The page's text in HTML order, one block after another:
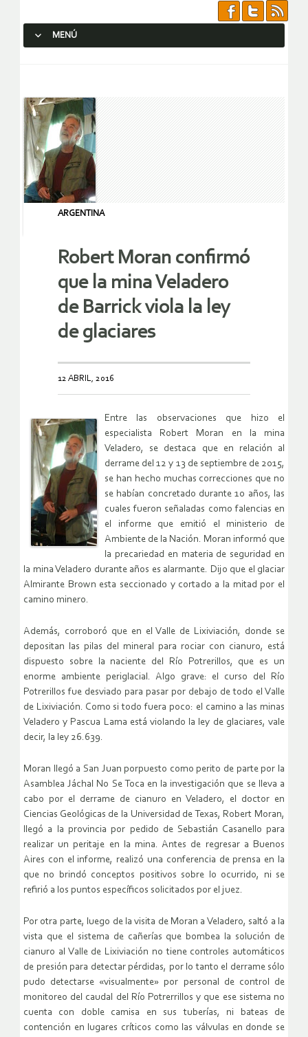
MENÚ
ARGENTINA
Robert Moran confirmó
que la mina Veladero
de Barrick viola la ley
de glaciares
12 ABRIL, 2016
Entre las observaciones que hizo el
especialista Robert Moran en la mina
Veladero, se destaca que en relación al
derrame del 12 y 13 de septiembre de 2015,
se han hecho muchas correcciones que no
se habían concretado durante 10 años, las
cuales fueron señaladas como falencias en
el informe que emitió el ministerio de
Ambiente de la Nación. Moran informó que
la precariedad en materia de seguridad en
la mina Veladero durante años es alarmante. Dijo que el glaciar
Almirante Brown esta seccionado y cortado a la mitad por el
camino minero.
Además, corroboró que en el Valle de Lixiviación, donde se
depositan las pilas del mineral para rociar con cianuro, está
dispuesto sobre la naciente del Río Potrerillos, que es un
enorme ambiente periglacial. Algo grave: el curso del Río
Potrerillos fue desviado para pasar por debajo de todo el Valle
de Lixiviación. Como si todo fuera poco: el camino a las minas
Veladero y Pascua Lama está violando la ley de glaciares, vale
decir, la ley 26.639.
Moran llegó a San Juan porpuesto como perito de parte por la
Asamblea Jáchal No Se Toca en la investigación que se lleva a
cabo por el derrame de cianuro en Veladero, el doctor en
Ciencias Geológicas de la Universidad de Texas, Robert Moran,
llegó a la provincia por pedido de Sebastián Casanello para
realizar un peritaje en la mina. Antes de regresar a Buenos
Aires con el informe, realizó una conferencia de prensa en la
que no brindó conceptos positivos sobre lo ocurrido, ni se
refirió a los puntos específicos solicitados por el juez.
Por otra parte, luego de la visita de Moran a Veladero, saltó a la
vista que el sistema de cañerías que bombea la solución de
cianuro al Valle de Lixiviación no tiene controles automáticos
de presión para detectar pérdidas, por lo tanto el derrame sólo
pudo detectarse «visualmente» por personal de control de
monitoreo del caudal del Río Potrerrillos y que ese sistema no
cuenta con doble camisa en sus tuberías, ni bateas de
contención en lugares críticos como las válvulas en donde se